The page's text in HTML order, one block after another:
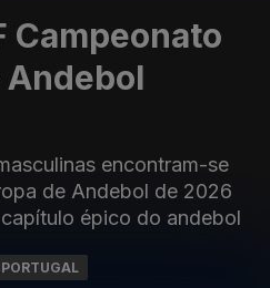
Campeonato
Andebol
encontram-se
de Andebol de 2026
épico do andebol